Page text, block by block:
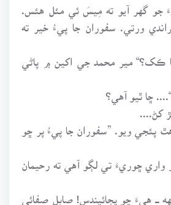
جو گهر آيو ته مِيسَ ئي مئل هئس.
ورتي. سفوران جا پيءُ خير ته
ڪک؟“ مير محمد جي اکين ۾ پاڻي
ڇا ٿيو آهي؟
کڻ....
پئجي ويو. ”سفوران جا پيءُ پر ڇو
واري ڇوريءَ تي لڳو آهي ته رحيمان
ـــ هيءَ ڇو ڀڄائيندس! صابل صفائي